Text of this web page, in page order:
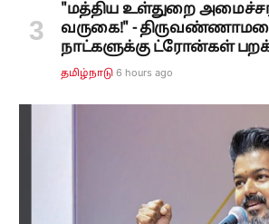
"மத்திய உள்துறை
வருகை!" -
நாட்களுக்கு ட்ரோன்கள்
தமிழ்நாடு 6 hours ago